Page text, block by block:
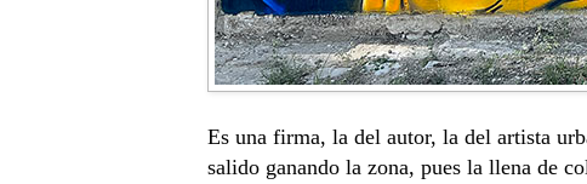
Es una firma, la del autor, la del artista
salido ganando la zona, pues la llena de